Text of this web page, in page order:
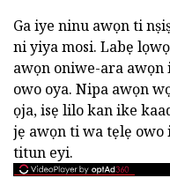
Ga iye ninu awọn ti
ni yiya mosi. Labẹ
awọn oniwe-ara awọn
owo oya. Nipa awọn
ọja, isẹ lilo kan ike
jẹ awọn ti wa tẹlẹ
titun eyi.